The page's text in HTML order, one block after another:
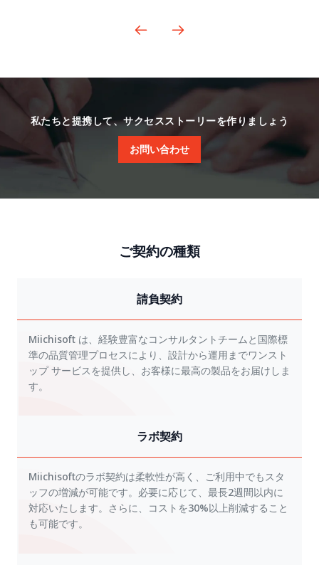
私たちと提携して、サクセスストーリーを作りましょう
お問い合わせ
ご契約の種類
請負契約
Miichisoft は、経験豊富なコンサルタントチームと国際標
準の品質管理プロセスにより、設計から運用までワンスト
ップ サービスを提供し、お客様に最高の製品をお届けしま
す。
ラボ契約
Miichisoftのラボ契約は柔軟性が高く、ご利用中でもスタ
ッフの増減が可能です。必要に応じて、最長2週間以内に
対応いたします。さらに、コストを30%以上削減すること
も可能です。